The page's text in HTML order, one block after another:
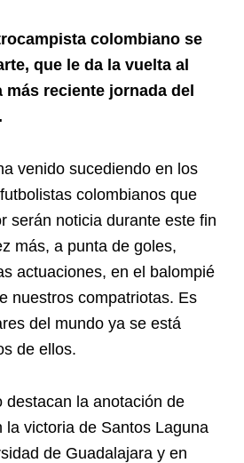
colombiano se
que le da la vuelta al
reciente jornada del
venido sucediendo en los
colombianos que
serán noticia durante este fin
más, a punta de goles,
actuaciones, en el balompié
nuestros compatriotas. Es
del mundo ya se está
de ellos.
destacan la anotación de
la victoria de Santos Laguna
de Guadalajara y en